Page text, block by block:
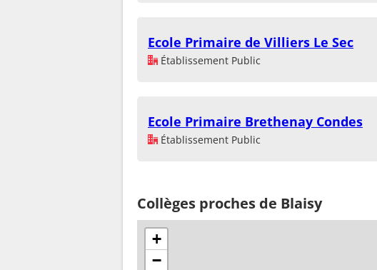
Ecole Primaire de Villiers Le Sec
Établissement Public
Ecole Primaire Brethenay Condes
Établissement Public
Collèges proches de Blaisy
+
−